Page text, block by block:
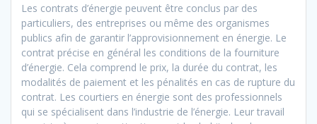
Les contrats d’énergie peuvent être conclus par des
particuliers, des entreprises ou même des organismes
publics afin de garantir l’approvisionnement en énergie. Le
contrat précise en général les conditions de la fourniture
d’énergie. Cela comprend le prix, la durée du contrat, les
modalités de paiement et les pénalités en cas de rupture du
contrat. Les courtiers en énergie sont des professionnels
qui se spécialisent dans l’industrie de l’énergie. Leur travail